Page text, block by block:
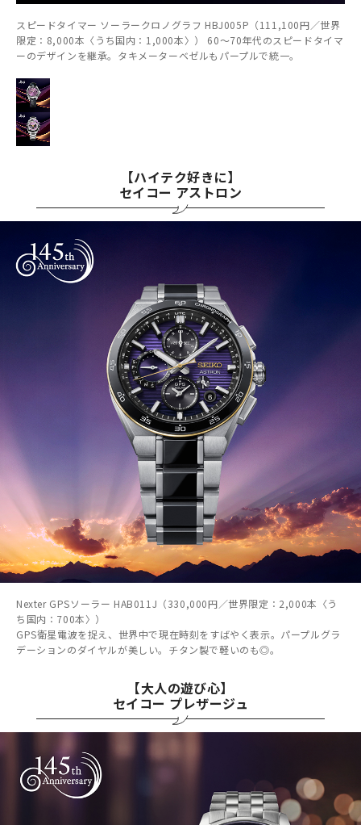
スピードタイマー ソーラークロノグラフ HBJ005P（111,100円／世界
限定：8,000本〈うち国内：1,000本〉） 60～70年代のスピードタイマ
ーのデザインを継承。タキメーターベゼルもパープルで統一。
【ハイテク好きに】
セイコー アストロン
Nexter GPSソーラー HAB011J（330,000円／世界限定：2,000本〈う
ち国内：700本〉）
GPS衛星電波を捉え、世界中で現在時刻をすばやく表示。パープルグラ
デーションのダイヤルが美しい。チタン製で軽いのも◎。
【大人の遊び心】
セイコー プレザージュ